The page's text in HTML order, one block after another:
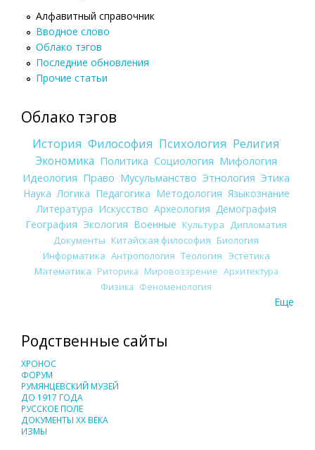
Алфавитный справочник
Вводное слово
Облако тэгов
Последние обновления
Прочие статьи
Облако тэгов
История Философия Психология Религия
Экономика Политика Социология Мифология
Идеология Право Мусульманство Этнология Этика
Наука Логика Педагогика Методология Языкознание
Литература Искусство Археология Демография
География Экология Военные Культура
Дипломатия
Документы Китайская философия Биология
Информатика Антропология Теология Эстетика
Математика Риторика Мировоззрение Архитектура
Физика Феноменология
Еще
Родственные сайты
ХРОНОС
ФОРУМ
РУМЯНЦЕВСКИЙ МУЗЕЙ
ДО 1917 ГОДА
РУССКОЕ ПОЛЕ
ДОКУМЕНТЫ XX ВЕКА
ИЗМЫ